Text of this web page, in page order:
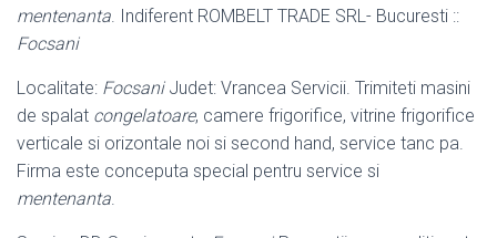
mentenanta. Indiferent ROMBELT TRADE SRL- Bucuresti ::
Focsani
Localitate: FocsaniJudet: Vrancea Servicii. Trimiteti masini
de spalat congelatoare, camere frigorifice, vitrine frigorifice
verticale si orizontale noi si second hand, service tanc pa.
Firma este conceputa special pentru service si
mentenanta.